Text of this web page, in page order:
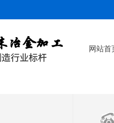
网站首